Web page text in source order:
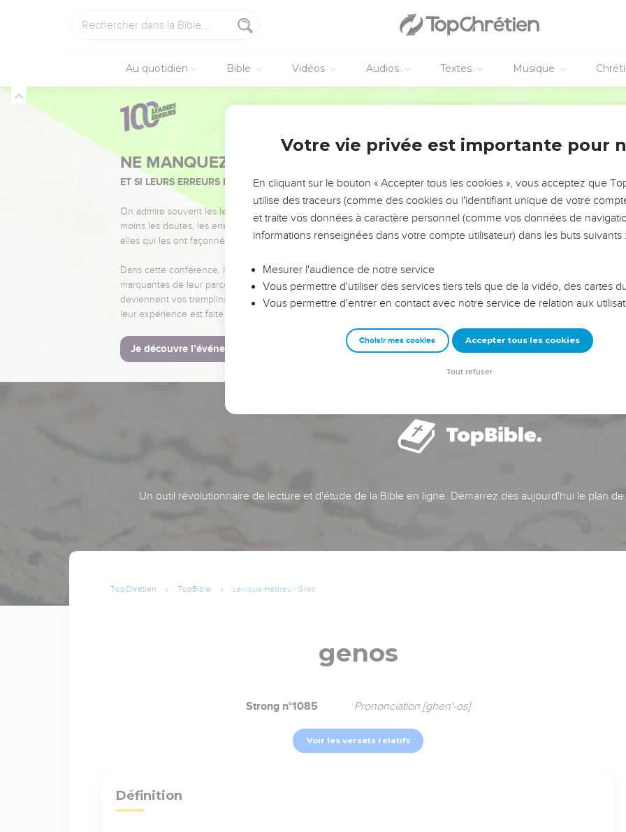
Au quotidien Bible Vidéos Audios Textes Musique
NE MANQUEZ PAS L’ÉVÉNEMENT DE L’ANNÉE !
ET SI LEURS ERREURS POUVAIENT VOUS ÉVITER LES VOTRES ?
On admire souvent les leaders pour leurs réussites, leur impact, leur foi ou leur vision. Mais on voit
moins les doutes, les erreurs et les saisons difficiles qu'ils ont traversés, alors même que ce sont
elles qui les ont façonnés.
Dans cette conférence, leaders, entrepreneurs, et responsables reviennent sur les erreurs
marquantes de leur parcours et les clés pour avancer avec plus de sagesse afin que leurs erreurs
deviennent vos tremplins. Que vous guidiez un ministère, une équipe, un groupe ou une famille,
leur expérience est faite pour vous.
Je découvre l’événement
Un outil révolutionnaire de lecture et d'étude de la Bible en ligne. Démarrez dès aujourd'hui le plan
TopChrétien TopBible Lexique Hébreu / Grec
genos
Strong n°1085 Prononciation [ghen'-os]
Voir les versets relatifs
Définition
Votre vie privée est importante pour
En cliquant sur le bouton « Accepter tous les cookies », vous acceptez que
utilise des traceurs (comme des cookies ou l'identifiant unique de votre
et traite vos données à caractère personnel (comme vos données de
informations renseignées dans votre compte utilisateur) dans les buts suivants :
Mesurer l'audience de notre service
Vous permettre d'utiliser des services tiers tels que de la vidéo, des cartes
Vous permettre d'entrer en contact avec notre service de relation aux
Choisir mes cookies Accepter tous les cookies
Tout refuser